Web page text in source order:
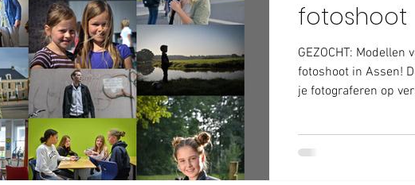
fotoshoot
GEZOCHT:
fotoshoot in Assen!
je fotograferen op